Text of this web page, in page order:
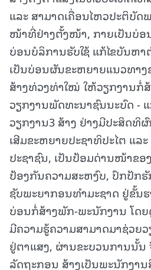
ແລະ ສາມາດເຄື່ອນໄຫວປະຕິບັດ
ໜ້າທີ່ຢ່າງຕັ້ງໜ້າ, ກາຍເປັນບ່ອ
ບ່ອນບໍລິການຮັບໃຊ້ ແກ້ໄຂບັນຫາ
ເປັນບ່ອນຜັນຂະຫຍາຍແນວທາ
ສ້າງທ່ວງທ່າໃໝ່ ໃຫ້ວຽກງານກໍ່
ວຽກງານພັດທະນາຊົນນະບົດ -
ວຽກງານ3 ສ້າງ ຢ່າງມີປະສິດທິ
ເສີມຂະຫຍາຍປະຊາທິປະໄຕ ແລ
ປະຊາຊົນ, ເປັນປ້ອມດ່ານໜ້າຂອ
ປ້ອງກັນຄວາມສະຫງົບ, ປົກປັກ
ຊັບພະຍາກອນທໍາມະຊາດ ຢູ່ຂັ້ນ
ບ່ອນກໍ່ສ້າງພັກ-ພະນັກງານ ໂດ
ມີຄວາມຮູ້ຄວາມສາມາດມາຊ່ວ
ຢູ່ຕາແສງ, ຜ່ານຂະບວນການນັ້ນ
ລັດຖະກອນ ສ້າງເປັນພະນັກງາ